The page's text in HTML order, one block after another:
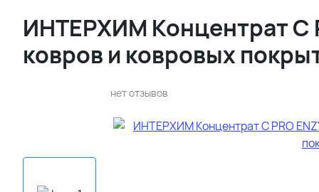
ИНТЕРХИМ Концентрат C
ковров и ковровых
нет отзывов